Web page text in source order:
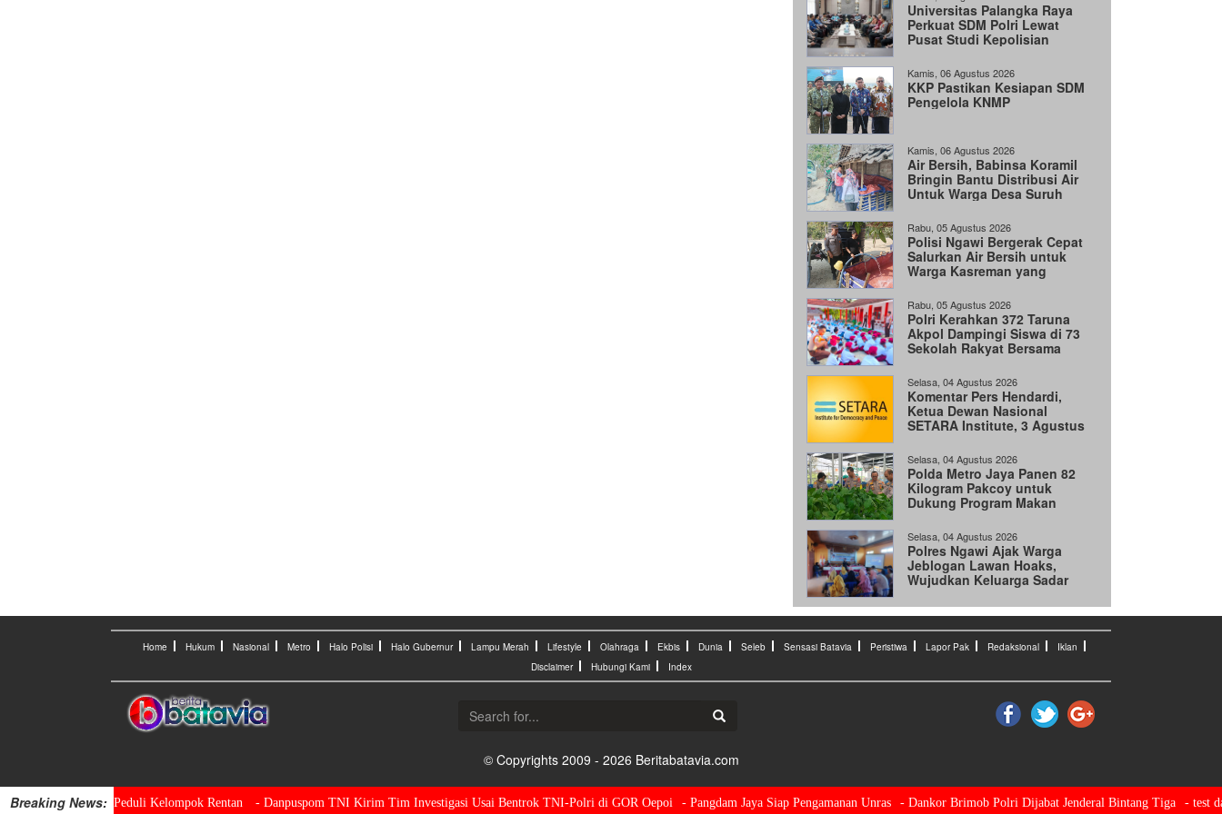
Universitas Palangka Raya
Perkuat SDM Polri Lewat
Pusat Studi Kepolisian
Kamis, 06 Agustus 2026
KKP Pastikan Kesiapan SDM
Pengelola KNMP
Kamis, 06 Agustus 2026
Air Bersih, Babinsa Koramil
Bringin Bantu Distribusi Air
Untuk Warga Desa Suruh
Rabu, 05 Agustus 2026
Polisi Ngawi Bergerak Cepat
Salurkan Air Bersih untuk
Warga Kasreman yang
Rabu, 05 Agustus 2026
Polri Kerahkan 372 Taruna
Akpol Dampingi Siswa di 73
Sekolah Rakyat Bersama
Selasa, 04 Agustus 2026
Komentar Pers Hendardi,
Ketua Dewan Nasional
SETARA Institute, 3 Agustus
Selasa, 04 Agustus 2026
Polda Metro Jaya Panen 82
Kilogram Pakcoy untuk
Dukung Program Makan
Selasa, 04 Agustus 2026
Polres Ngawi Ajak Warga
Jeblogan Lawan Hoaks,
Wujudkan Keluarga Sadar
Breaking News:
Tokoh Inklusi Peduli Kelompok Rentan - Danpuspom TNI Kirim Tim Investigasi Usai Bentrok TNI-Polri di GOR Oepoi - Pangdam Jaya Siap Pengamanan Unras - Dankor Brimob Polri Dijabat Jenderal Bintang Tiga - test data
Home Hukum Nasional Metro Halo Polisi Halo Gubernur Lampu Merah Lifestyle Olahraga Ekbis Dunia Seleb Sensasi Batavia Peristiwa Lapor Pak Redaksional
Iklan
Disclaimer
Hubungi Kami Index
© Copyrights 2009 - 2026 Beritabatavia.com